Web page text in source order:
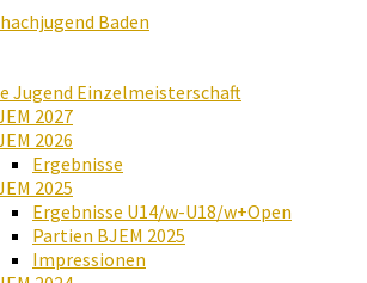
Baden
Jugend Einzelmeisterschaft
2027
2026
Ergebnisse
2025
Ergebnisse U14/w-U18/w+Open
Partien BJEM 2025
Impressionen